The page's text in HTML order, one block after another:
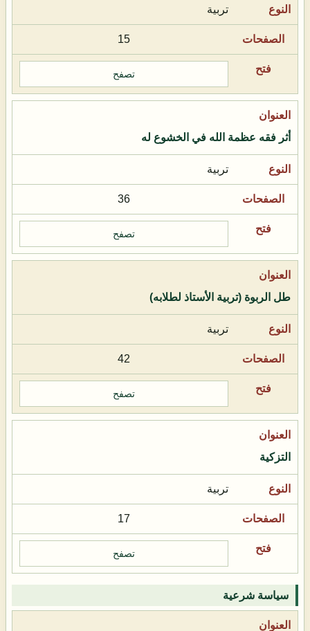
تربية
15
تصفح
أثر فقه عظمة الله في الخشوع له
تربية
36
تصفح
طل الربوة (تربية الأستاذ لطلابه)
تربية
42
تصفح
التزكية
تربية
17
تصفح
سياسة شرعية